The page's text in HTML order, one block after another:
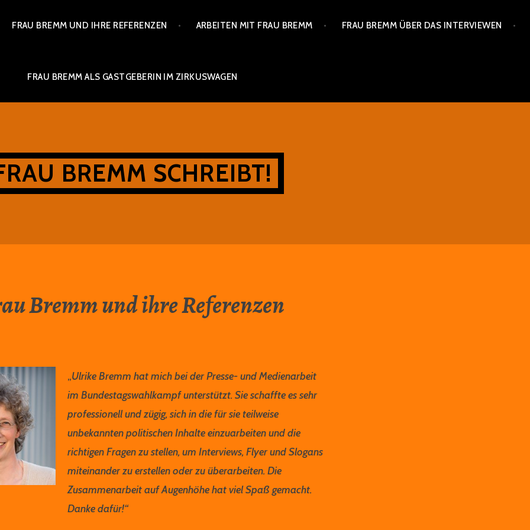
FRAU BREMM UND IHRE REFERENZEN ARBEITEN MIT FRAU BREMM FRAU BREMM ÜBER DAS INTERVIEWEN
FRAU BREMM ALS GASTGEBERIN IM ZIRKUSWAGEN
BREMM SCHREIBT!
Bremm und ihre Referenzen
„Ulrike Bremm hat mich bei der Presse- und Medienarbeit
im Bundestagswahlkampf unterstützt. Sie schaffte es sehr
professionell und zügig, sich in die für sie teilweise
unbekannten politischen Inhalte einzuarbeiten und die
richtigen Fragen zu stellen, um Interviews, Flyer und Slogans
miteinander zu erstellen oder zu überarbeiten. Die
Zusammenarbeit auf Augenhöhe hat viel Spaß gemacht.
Danke dafür!“